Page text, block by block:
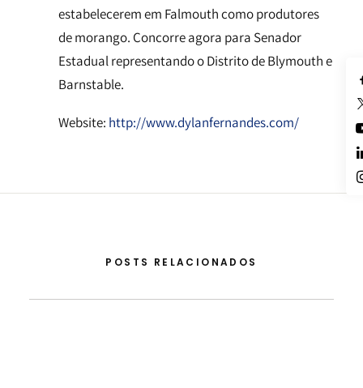
estabelecerem em Falmouth como produtores
de morango. Concorre agora para Senador
Estadual representando o Distrito de Blymouth e
Barnstable.
Website: http://www.dylanfernandes.com/
POSTS RELACIONADOS